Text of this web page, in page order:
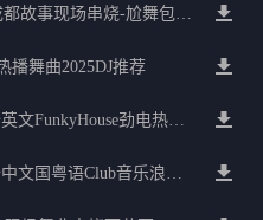
DJJuven 2025全英文Electro成都故事现场串烧-尬舞包房必备
播舞曲2025DJ推荐
桂林DJ小波2025现场串烧-全英文FunkyHouse劲电热舞串烧派对
DJ卡卡2025现场舞曲串烧-全中文国粤语Club音乐浪漫节奏派对